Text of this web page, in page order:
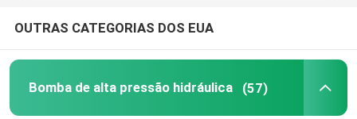
OUTRAS CATEGORIAS DOS EUA
Bomba de alta pressão hidráulica (57)